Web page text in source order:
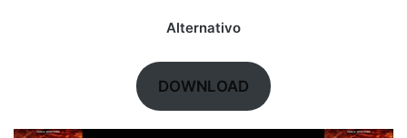
Alternativo
DOWNLOAD